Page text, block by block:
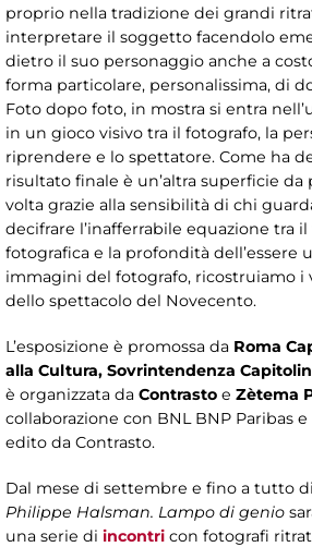
proprio nella tradizione dei grandi
interpretare il soggetto facendolo
dietro il suo personaggio anche a
forma particolare, personalissima, di
Foto dopo foto, in mostra si entra
in un gioco visivo tra il fotografo, la
riprendere e lo spettatore. Come ha
risultato finale è un’altra superficie da
volta grazie alla sensibilità di chi
decifrare l’inafferrabile equazione tra
fotografica e la profondità dell’essere
immagini del fotografo, ricostruiamo i
dello spettacolo del Novecento.
L’esposizione è promossa da Roma
alla Cultura, Sovrintendenza
è organizzata da Contrasto e Zètema
collaborazione con BNL BNP Paribas e
edito da Contrasto.
Dal mese di settembre e fino a tutto
Philippe Halsman. Lampo di genio
una serie di incontri con fotografi